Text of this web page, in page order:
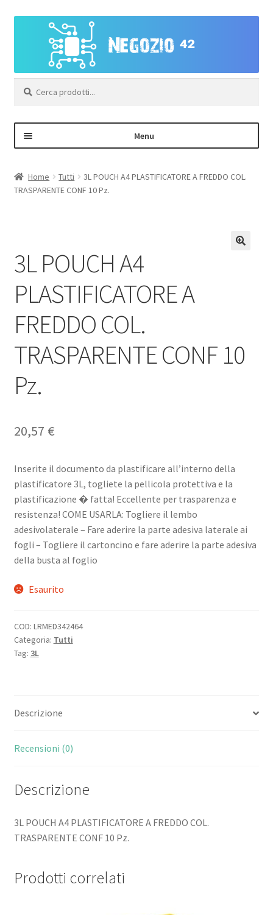
navigazione
contenuto
Menu
Home Tutti
3L POUCH A4 PLASTIFICATORE A FREDDO COL.
TRASPARENTE CONF 10 Pz.
3L POUCH A4
PLASTIFICATORE A
FREDDO COL.
TRASPARENTE CONF 10
Pz.
20,57 €
Inserite il documento da plastificare all’interno della
plastificatore 3L, togliete la pellicola protettiva e la
plastificazione � fatta! Eccellente per trasparenza e
resistenza! COME USARLA: Togliere il lembo
adesivolaterale – Fare aderire la parte adesiva laterale ai
fogli – Togliere il cartoncino e fare aderire la parte adesiva
della busta al foglio
Esaurito
COD: LRMED342464
Categoria: Tutti
Tag: 3L
Descrizione
Recensioni (0)
Descrizione
3L POUCH A4 PLASTIFICATORE A FREDDO COL.
TRASPARENTE CONF 10 Pz.
Prodotti correlati